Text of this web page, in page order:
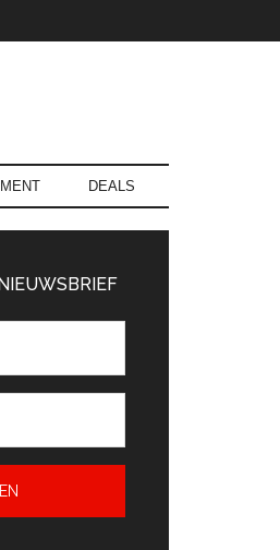
DEALS